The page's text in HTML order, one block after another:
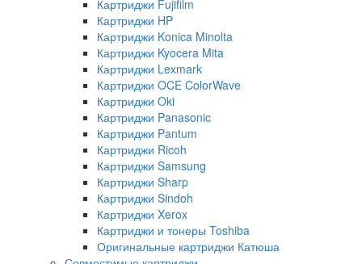
Картриджи Fujifilm
Картриджи HP
Картриджи Konica Minolta
Картриджи Kyocera Mita
Картриджи Lexmark
Картриджи OCE ColorWave
Картриджи Oki
Картриджи Panasonic
Картриджи Pantum
Картриджи Ricoh
Картриджи Samsung
Картриджи Sharp
Картриджи Sindoh
Картриджи Xerox
Картриджи и тонеры Toshiba
Оригинальные картриджи Катюша